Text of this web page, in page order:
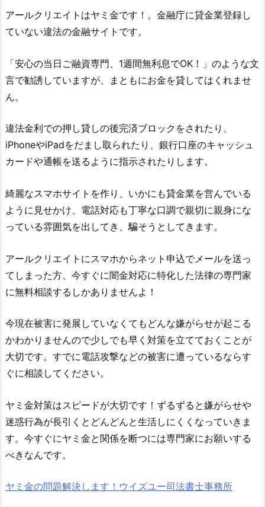
アールクリエイト はヤミ金です！。金融庁に貸金業登録し
ていない違法の金融サイトです。
「安心の当日ご融資専門、1週間無利息でOK！」のような文
言 で勧誘していますが、まともにお金を貸してはくれませ
ん。
違法金利での押し貸しの後完済ブロックをされたり、
iPhoneやiPadをだまし取られたり、銀行口座のキャッシュ
カードや通帳を送るように指示されたりします。
綺麗なスマホサイトを作り、いかにも貸金業を営んでいる
ように見せかけ、電話対応も丁寧な口調で親切に親身にな
っている雰囲気を出してき、騙そうとしてきます。
アールクリエイト にスマホからネット申込でメールを送っ
てしまった方、今すぐに闇金対応に特化した法律の専門家
に無料相談するしかありませんよ！
今現在被害に発展していなくてもどんな嫌がらせが起こる
かわかりませんので少しでも早く対策を立てておくことが
大切です。すでに電話攻撃などの被害に遭っているならす
ぐに相談してください。
ヤミ金対策はスピードが大切です！ずるずると嫌がらせや
迷惑行為が長引くとどんどんと生活しにくくなっていきま
す。今すぐにヤミ金と関係を断つには専門家にお願いする
べきなんです。
ヤミ金の問題解決します！ウイズユー司法書士事務所